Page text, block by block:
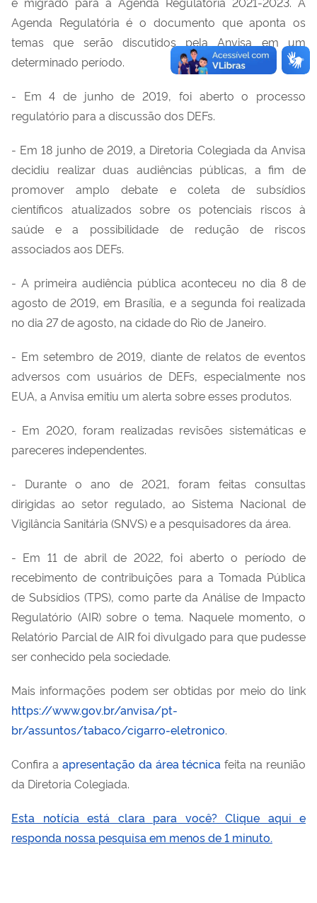
Agenda Regulatória é o documento que aponta os
temas que serão discutidos pela Anvisa em um
determinado período.
- Em 4 de junho de 2019, foi aberto o processo
regulatório para a discussão dos DEFs.
- Em 18 junho de 2019, a Diretoria Colegiada da Anvisa
decidiu realizarduas audiências públicas, a fim de
promover amplo debate e coleta de subsídios
científicos atualizados sobre os potenciais riscos à
saúde e a possibilidade de redução de riscos
associados aos DEFs.
- A primeira audiência pública aconteceu no dia 8 de
agosto de 2019, em Brasília, e a segunda foi realizada
no dia 27 de agosto, na cidade do Rio de Janeiro.
- Em setembro de 2019, diante de relatos de eventos
adversos com usuários de DEFs, especialmente nos
EUA, a Anvisa emitiu um alerta sobre esses produtos.
- Em 2020, foram realizadas revisões sistemáticas e
pareceres independentes.
- Durante o ano de 2021, foram feitas consultas
dirigidas ao setor regulado, ao Sistema Nacional de
Vigilância Sanitária (SNVS)ea pesquisadores da área.
- Em 11 de abril de 2022, foi aberto o período de
recebimento de contribuições para a Tomada Pública
de Subsídios (TPS), como parte da Análise de Impacto
Regulatório (AIR)sobre o tema. Naquele momento, o
Relatório Parcial de AIR foi divulgado para que pudesse
ser conhecido pela sociedade.
Mais informações podem ser obtidas por meio do link
https://www.gov.br/anvisa/pt-
br/assuntos/tabaco/cigarro-eletronico.
Confira a apresentação da área técnica feita na reunião
da Diretoria Colegiada.
Esta notícia está clara para você? Clique aqui e
responda nossa pesquisa em menos de 1 minuto.